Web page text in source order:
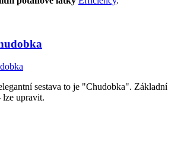
sestava to je "Chudobka". Základní
lze upravit.